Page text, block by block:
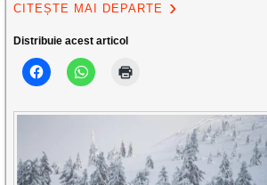
CITEȘTE MAI DEPARTE
Distribuie acest articol